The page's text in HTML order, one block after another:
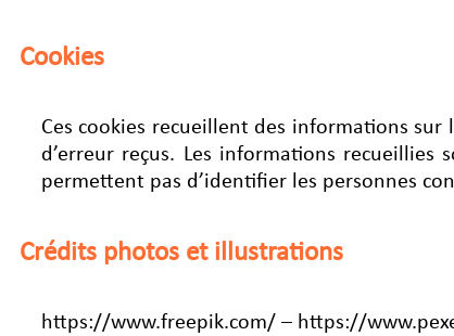
Cookies
Ces cookies recueillent des informations
d’erreur reçus. Les informations
permettent pas d’identifier les personnes
Crédits photos et illustrations
https://www.freepik.com/ – https://